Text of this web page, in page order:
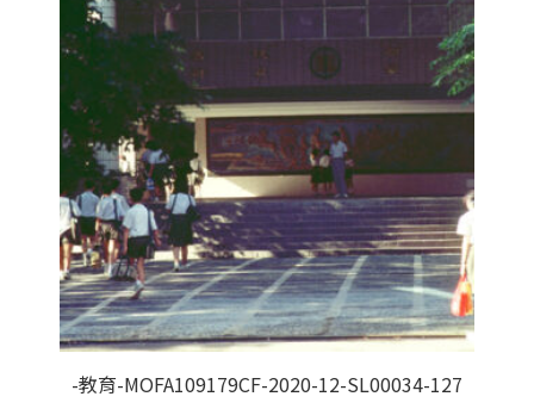
-教育-MOFA109179CF-2020-12-SL00034-127